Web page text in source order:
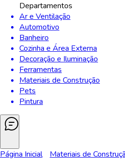
Departamentos
Ar e Ventilação
Automotivo
Banheiro
Cozinha e Área Externa
Decoração e Iluminação
Ferramentas
Materiais de Construção
Pets
Pintura
Página Inicial Materiais de